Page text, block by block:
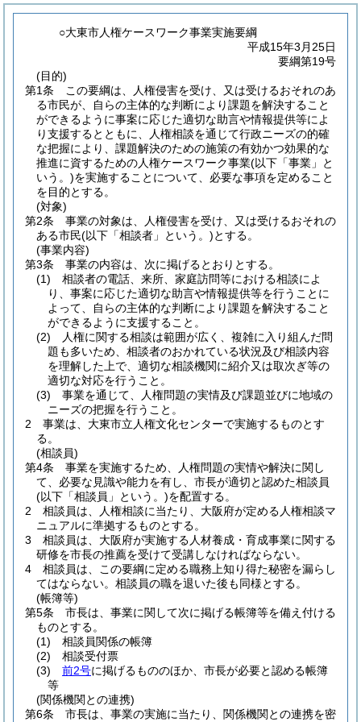
○大東市人権ケースワーク事業実施要綱
平成15年3月25日
要綱第19号
(目的)
第1条
この要綱は、人権侵害を受け、又は受けるおそれのあ
る市民が、自らの主体的な判断により課題を解決すること
ができるように事案に応じた適切な助言や情報提供等によ
り支援するとともに、人権相談を通じて行政ニーズの的確
な把握により、課題解決のための施策の有効かつ効果的な
推進に資するための人権ケースワーク事業(以下「事業」と
いう。)を実施することについて、必要な事項を定めること
を目的とする。
(対象)
第2条
事業の対象は、人権侵害を受け、又は受けるおそれの
ある市民(以下「相談者」という。)とする。
(事業内容)
第3条
事業の内容は、次に掲げるとおりとする。
(1)
相談者の電話、来所、家庭訪問等における相談によ
り、事案に応じた適切な助言や情報提供等を行うことに
よって、自らの主体的な判断により課題を解決すること
ができるように支援すること。
(2)
人権に関する相談は範囲が広く、複雑に入り組んだ問
題も多いため、相談者のおかれている状況及び相談内容
を理解した上で、適切な相談機関に紹介又は取次ぎ等の
適切な対応を行うこと。
(3)
事業を通じて、人権問題の実情及び課題並びに地域の
ニーズの把握を行うこと。
2
事業は、大東市立人権文化センターで実施するものとす
る。
(相談員)
第4条
事業を実施するため、人権問題の実情や解決に関し
て、必要な見識や能力を有し、市長が適切と認めた相談員
(以下「相談員」という。)を配置する。
2
相談員は、人権相談に当たり、大阪府が定める人権相談マ
ニュアルに準拠するものとする。
3
相談員は、大阪府が実施する人材養成・育成事業に関する
研修を市長の推薦を受けて受講しなければならない。
4
相談員は、この要綱に定める職務上知り得た秘密を漏らし
てはならない。 相談員の職を退いた後も同様とする。
(帳簿等)
第5条
市長は、事業に関して次に掲げる帳簿等を備え付ける
ものとする。
(1)
相談員関係の帳簿
(2)
相談受付票
(3)
前2号に掲げるもののほか、市長が必要と認める帳簿
等
(関係機関との連携)
第6条
市長は、事業の実施に当たり、関係機関との連携を密